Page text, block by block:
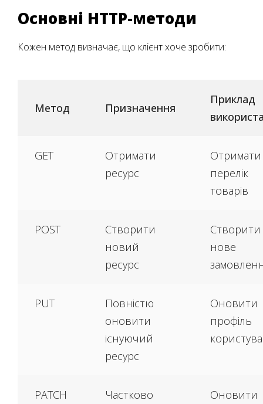
Основні HTTP-методи
Кожен метод визначає, що клієнт хоче зробити:
Метод Призначення
Приклад
GET
Отримати
ресурс
Отримати
перелік
товарів
POST
Створити
новий
ресурс
Створити
нове
PUT
Повністю
оновити
існуючий
ресурс
Оновити
профіль
PATCH
Частково
Оновити